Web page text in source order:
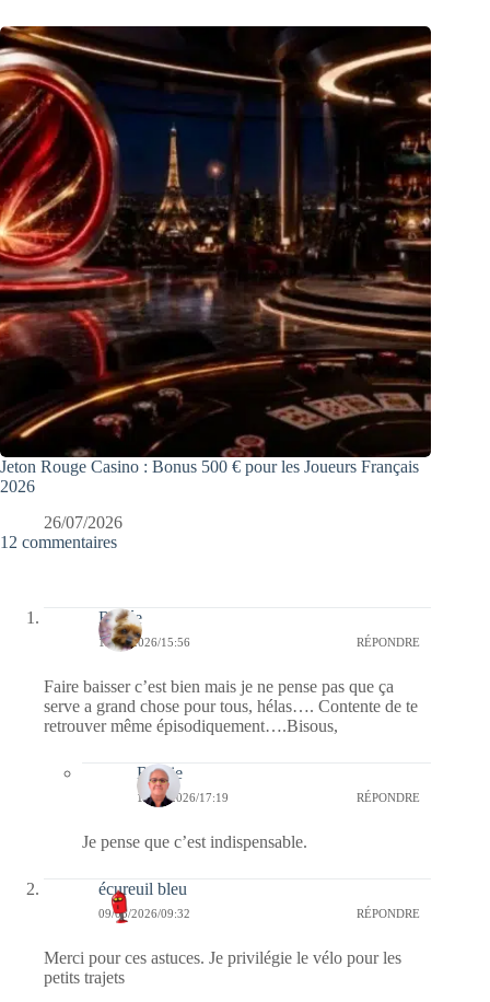
Jeton Rouge Casino : Bonus 500 € pour les Joueurs Français
2026
26/07/2026
12 commentaires
Renée
10/05/2026/15:56 RÉPONDRE
Faire baisser c’est bien mais je ne pense pas que ça
serve a grand chose pour tous, hélas…. Contente de te
retrouver même épisodiquement….Bisous,
Bernie
11/05/2026/17:19 RÉPONDRE
Je pense que c’est indispensable.
écureuil bleu
09/05/2026/09:32 RÉPONDRE
Merci pour ces astuces. Je privilégie le vélo pour les
petits trajets